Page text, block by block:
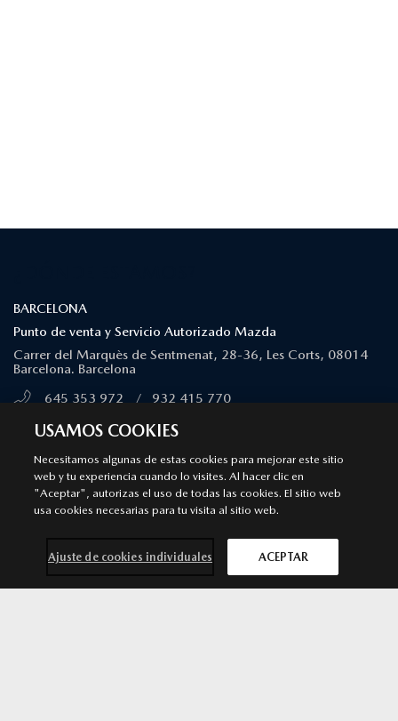
BARCELONA
Punto de venta y Servicio Autorizado Mazda
Carrer del Marquès de Sentmenat, 28-36, Les Corts, 08014
Barcelona. Barcelona
645 353 972
/
932 415 770
MÁS INFORMACIÓN
SANT CUGAT DEL VALLÉS
Punto de venta y Servicio Autorizado Mazda
600 467 618 / 935 906 451
MÁS INFORMACIÓN
USAMOS COOKIES
Necesitamos algunas de estas cookies para mejorar este sitio
web y tu experiencia cuando lo visites. Al hacer clic en
"Aceptar", autorizas el uso de todas las cookies. El sitio web
usa cookies necesarias para tu visita al sitio web.
Ajuste de cookies individuales ACEPTAR